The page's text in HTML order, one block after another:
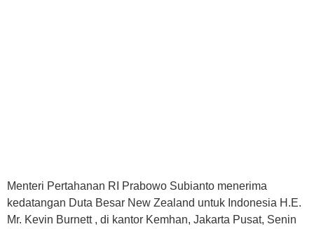
Menteri Pertahanan RI Prabowo Subianto menerima
kedatangan Duta Besar New Zealand untuk Indonesia H.E.
Mr. Kevin Burnett , di kantor Kemhan, Jakarta Pusat, Senin